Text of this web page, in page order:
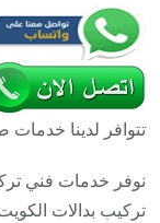
تتوافر لدينا خدمات
نوفر خدمات فني
تركيب بدالات